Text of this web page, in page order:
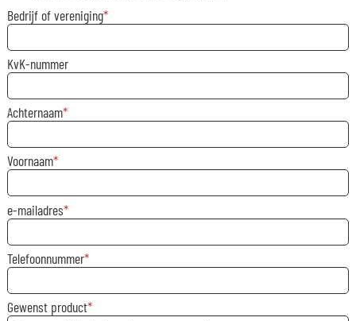
Bedrijf of vereniging
KvK-nummer
Achternaam
Voornaam
e-mailadres
Telefoonnummer
Gewenst product